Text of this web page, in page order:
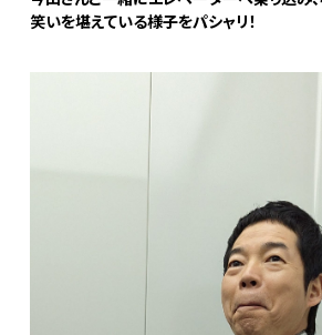
笑いを堪えている様子をパシャリ！